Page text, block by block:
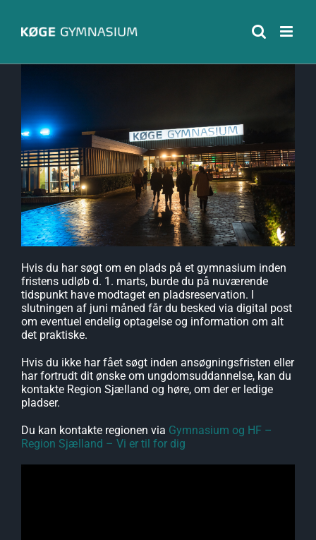
content
Hvis du har søgt om en plads på et gymnasium inden
fristens udløb d. 1. marts, burde du på nuværende
tidspunkt have modtaget en pladsreservation. I
slutningen af juni måned får du besked via digital post
om eventuel endelig optagelse og information om alt
det praktiske.
Hvis du ikke har fået søgt inden ansøgningsfristen eller
har fortrudt dit ønske om ungdomsuddannelse, kan du
kontakte Region Sjælland og høre, om der er ledige
pladser.
Du kan kontakte regionen via Gymnasium og HF –
Region Sjælland – Vi er til for dig